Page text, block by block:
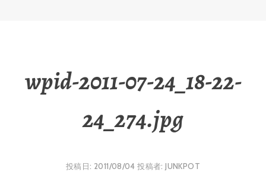
wpid-2011-07-24_18-22-
24_274.jpg
投稿日: 2011/08/04 投稿者:JUNKPOT